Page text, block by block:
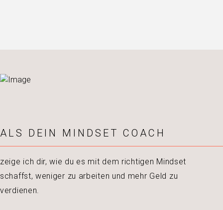
ALS DEIN MINDSET COACH
zeige ich dir, wie du es mit dem richtigen Mindset
schaffst, weniger zu arbeiten und mehr Geld zu
verdienen.